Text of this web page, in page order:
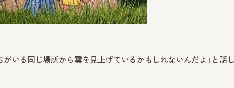
がいる同じ場所から雲を見上げているかもしれないんだよ」と話し